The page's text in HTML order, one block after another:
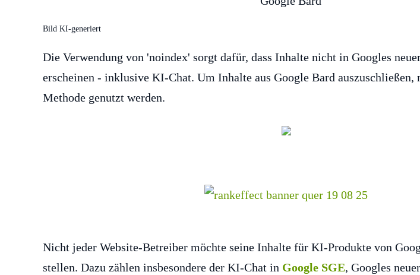
Bild KI-generiert
Die Verwendung von 'noindex' sorgt dafür, dass Inhalte nicht in Googles
erscheinen - inklusive KI-Chat. Um Inhalte aus Google Bard auszuschließen,
Methode genutzt werden.
Nicht jeder Website-Betreiber möchte seine Inhalte für KI-Produkte von
stellen. Dazu zählen insbesondere der KI-Chat in Google SGE, Googles